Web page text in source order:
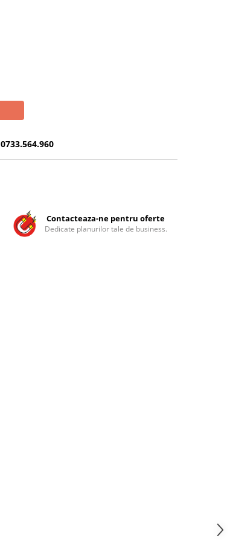
0733.564.960
Contacteaza-ne pentru oferte
Dedicate planurilor tale de business.